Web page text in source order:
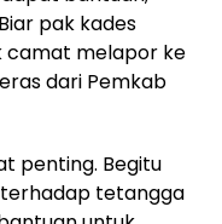
pak kades
camat melapor ke
dari Pemkab
penting. Begitu
tetangga